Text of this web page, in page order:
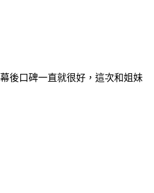
後口碑一直就很好，這次和姐妹